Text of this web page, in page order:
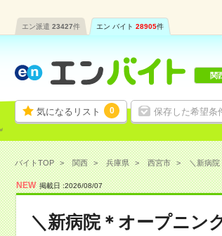
エン派遣 23427件 エン バイト 28905件
気になるリスト 0 保存した希望条
関
バイトTOP 関西 兵庫県 西宮市 ＼新病院
NEW 掲載日 :2026/08/07
＼新病院＊オープニン